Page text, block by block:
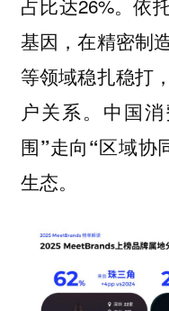
基因，在精密制
等领域稳扎稳打
户关系。 中国
围”走向“区域协
生态。